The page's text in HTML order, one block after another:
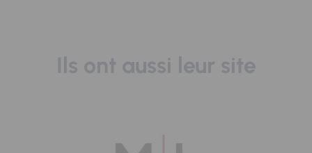
Ils ont aussi leur site